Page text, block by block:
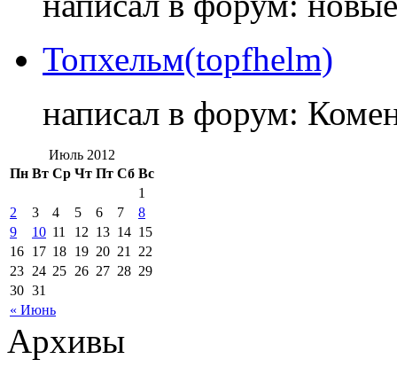
Топхельм(topfhelm)
написал в форум:
Июль 2012
Пн Вт Ср Чт Пт Сб Вс
« Июнь
1
2
3 4 5 6 7
8
9
10 11 12 13 14 15
16 17 18 19 20 21
22
23 24 25 26 27 28 29
30 31
Архивы